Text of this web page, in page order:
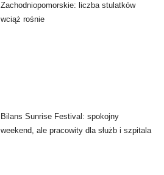
Zachodniopomorskie: liczba stulatków
wciąż rośnie
Bilans Sunrise Festival: spokojny
weekend, ale pracowity dla służb i szpitala